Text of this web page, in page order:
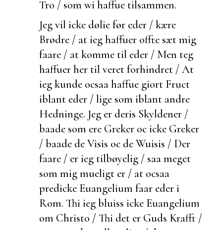
Tro / som wi haffue tilsammen.
Jeg vil icke dølie før eder / kære
Brødre / at ieg haffuer offte sæt mig
faare / at komme til eder / Men teg
haffuer her til veret forhindret / At
ieg kunde ocsaa haffue giort Fruct
iblant eder / lige som iblant andre
Hedninge. Jeg er deris Skyldener /
baade som ere Greker oc icke Greker
/ baade de Visis oc de Wuisis / Der
faare / er ieg tilbøyelig / saa meget
som mig mueligt er / at ocsaa
predicke Euangelium faar eder i
Rom. Thi iegbluiss icke Euangelium
om Christo / Thi det er Guds Krafft /